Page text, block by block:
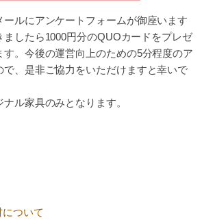
ールにアンケートフォームが御座います
したら1000円分のQUOカードをプレゼ
す。今後の運営向上のための5分程度のア
で、是非ご協力をいただけますと幸いで
ル家具のみとなります。
について